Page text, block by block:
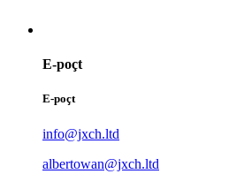
E-poçt
E-poçt
info@jxch.ltd
albertowan@jxch.ltd